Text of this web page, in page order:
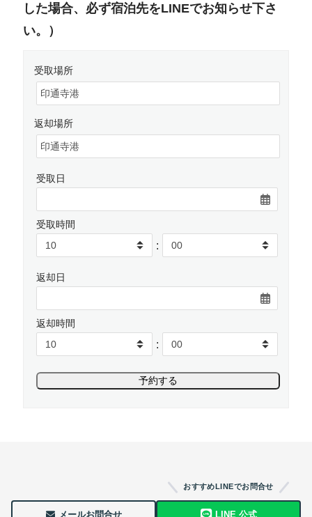
した場合、必ず宿泊先をLINEでお知らせ下さ
い。）
受取場所
返却場所
受取日
受取時間
:
返却日
返却時間
:
メールお問合せ
おすすめLINEでお問合せ
LINE 公式